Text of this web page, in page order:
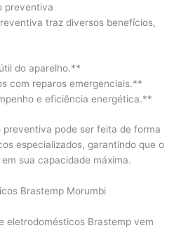
preventiva
traz diversos benefícios,
do aparelho.**
com reparos emergenciais.**
e eficiência energética.**
preventiva pode ser feita de forma
especializados, garantindo que o
sua capacidade máxima.
Brastemp Morumbi
eletrodomésticos Brastemp vem